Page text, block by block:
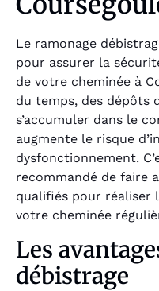
Le ramonage
pour assurer la
de votre cheminée à
du temps, des dépôts
s’accumuler dans le
augmente le risque
dysfonctionnement.
recommandé de faire
qualifiés pour réaliser
votre cheminée
Les
débistrage